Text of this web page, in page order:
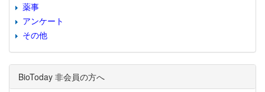
薬事
アンケート
その他
BioToday 非会員の方へ